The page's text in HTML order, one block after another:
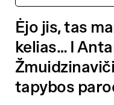
Ėjo jis, tas
kelias… I
tapybos